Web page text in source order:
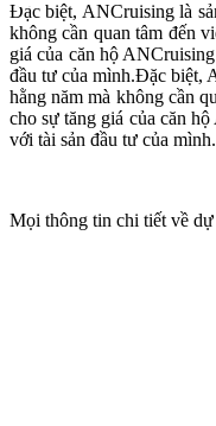
Đặc biệt, ANCruising là
không cần quan tâm đến
giá của căn hộ
đầu tư của mình.Đặc biệt,
hằng năm mà không cần
cho sự tăng giá của căn
với tài sản đầu tư của mình.
Mọi thông tin chi tiết về